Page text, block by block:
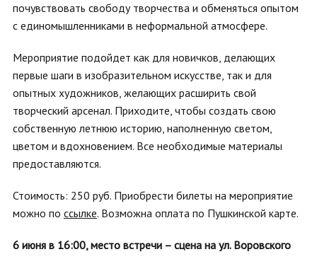
почувствовать свободу творчества и обменяться опытом
с единомышленниками в неформальной атмосфере.
Мероприятие подойдет как для новичков, делающих
первые шаги в изобразительном искусстве, так и для
опытных художников, желающих расширить свой
творческий арсенал. Приходите, чтобы создать свою
собственную летнюю историю, наполненную светом,
цветом и вдохновением. Все необходимые материалы
предоставляются.
Стоимость: 250 руб. Приобрести билеты на мероприятие
можно по ссылке. Возможна оплата по Пушкинской карте.
6 июня в 16:00,место встречи – сцена на ул. Воровского